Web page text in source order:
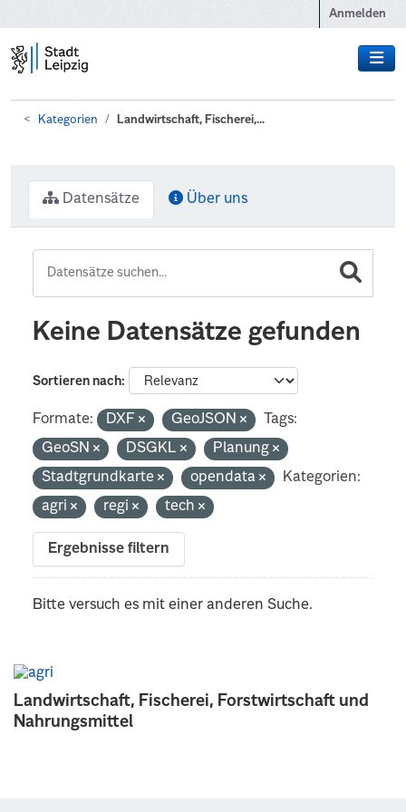
Anmelden
Kategorien Landwirtschaft, Fischerei,...
Landwirtschaft, Fischerei, Forstwirtschaft und
Nahrungsmittel
Datensätze Über uns
Keine Datensätze gefunden
Sortieren nach
Formate: DXF GeoJSON
Tags:
GeoSN
DSGKL
Planung
Stadtgrundkarte
opendata
Kategorien:
agri
regi tech
Ergebnisse filtern
Bitte versuch es mit einer anderen Suche.